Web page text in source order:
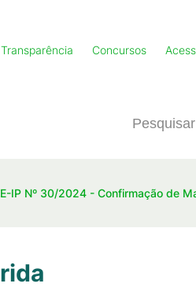
Transparência Concursos
IP Nº 30/2024 - Confirmação de